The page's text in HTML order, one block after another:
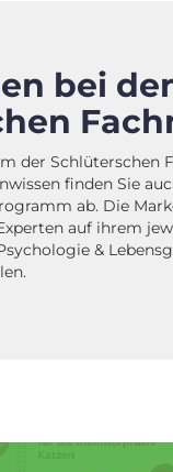
bei
der Schlüterschen
finden Sie
ab. Die
auf ihrem
&